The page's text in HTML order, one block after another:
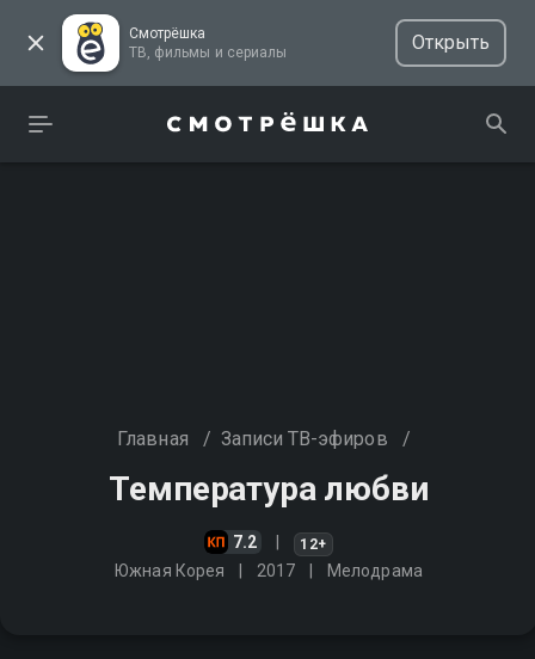
Смотрёшка
ТВ, фильмы и сериалы
Открыть
Главная / Записи ТВ-эфиров /
Температура любви
7.2 12+
Южная Корея 2017 Мелодрама